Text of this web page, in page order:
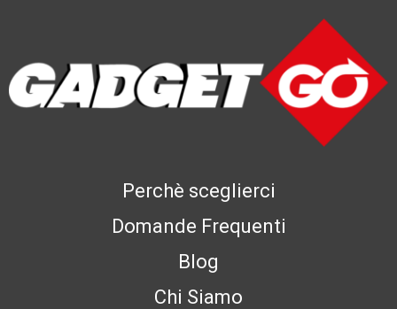
Perchè sceglierci
Domande Frequenti
Blog
Chi Siamo